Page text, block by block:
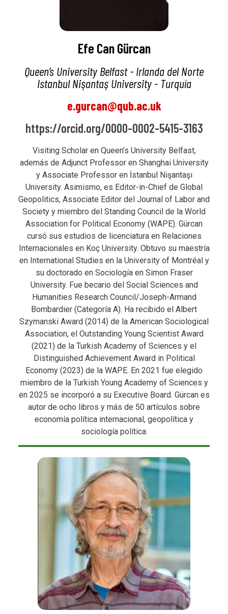
Efe Can Gürcan
Queen’s University Belfast - Irlanda del Norte
Istanbul Nişantaş University - Turquía
e.gurcan@qub.ac.uk
https://orcid.org/0000-0002-5415-3163
Visiting Scholar en Queen’s University Belfast,
además de Adjunct Professor en Shanghai University
y Associate Professor en İstanbul Nişantaşı
University. Asimismo, es Editor-in-Chief de Global
Geopolitics, Associate Editor del Journal of Labor and
Society y miembro del Standing Council de la World
Association for Political Economy (WAPE). Gürcan
cursó sus estudios de licenciatura en Relaciones
Internacionales en Koç University. Obtuvo su maestría
en International Studies en la University of Montréal y
su doctorado en Sociología en Simon Fraser
University. Fue becario del Social Sciences and
Humanities Research Council/Joseph-Armand
Bombardier (Categoría A). Ha recibido el Albert
Szymanski Award (2014) de la American Sociological
Association, el Outstanding Young Scientist Award
(2021) de la Turkish Academy of Sciences y el
Distinguished Achievement Award in Political
Economy (2023) de la WAPE. En 2021 fue elegido
miembro de la Turkish Young Academy of Sciences y
en 2025 se incorporó a su Executive Board. Gürcan es
autor de ocho libros y más de 50 artículos sobre
economía política internacional, geopolítica y
sociología política.